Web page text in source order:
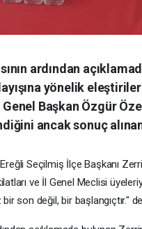
ardından
yönelik
Başkan Özgür
ancak sonuç
Seçilmiş İlçe Başkanı
ve İl Genel Meclisi
son değil, bir başlangıçtır."